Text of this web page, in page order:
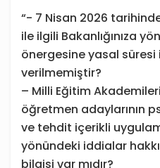
“- 7 Nisan 2026
ile ilgili Bakanlığınıza
önergesine yasal
verilmemiştir?
– Milli Eğitim
öğretmen adaylarının
ve tehdit içerikli
yönündeki iddialar
bilgisi var mıdır?